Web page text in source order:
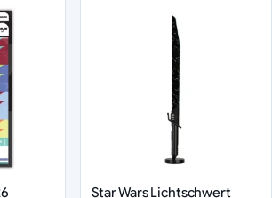
Star Wars Lichtschwert